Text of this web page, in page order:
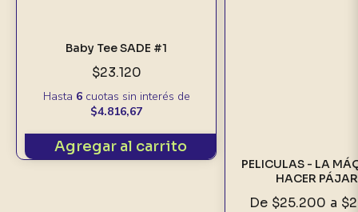
Baby Tee SADE #1
$23.120
Hasta 6cuotas sin interés de
$4.816,67
Agregar al carrito
PELICULAS - LA
HACER
De $25.200 a